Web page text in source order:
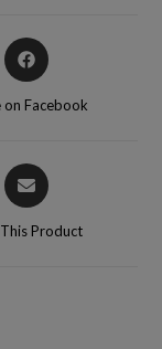
on Facebook
Product